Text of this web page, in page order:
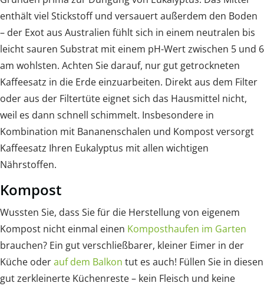
enthält viel Stickstoff und versauert außerdem den Boden
– der Exot aus Australien fühlt sich in einem neutralen bis
leicht sauren Substrat mit einem pH-Wert zwischen 5 und 6
am wohlsten. Achten Sie darauf, nur gut getrockneten
Kaffeesatz in die Erde einzuarbeiten. Direkt aus dem Filter
oder aus der Filtertüte eignet sich das Hausmittel nicht,
weil es dann schnell schimmelt. Insbesondere in
Kombination mit Bananenschalen und Kompost versorgt
Kaffeesatz Ihren Eukalyptus mit allen wichtigen
Nährstoffen.
Kompost
Wussten Sie, dass Sie für die Herstellung von eigenem
Kompost nicht einmal einen Komposthaufen im Garten
brauchen? Ein gut verschließbarer, kleiner Eimer in der
Küche oderauf dem Balkon tut es auch! Füllen Sie in diesen
gut zerkleinerte Küchenreste – kein Fleisch und keine